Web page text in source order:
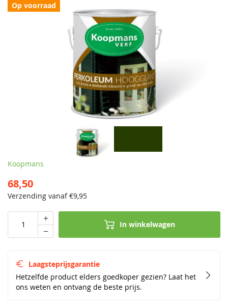
Op voorraad
Koopmans
68,50
Verzending vanaf €9,95
In winkelwagen
Laagsteprijsgarantie
Hetzelfde product elders goedkoper gezien? Laat het
ons weten en ontvang de beste prijs.